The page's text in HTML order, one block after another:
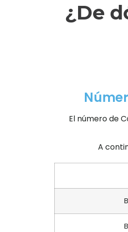
¿De
El número de
A